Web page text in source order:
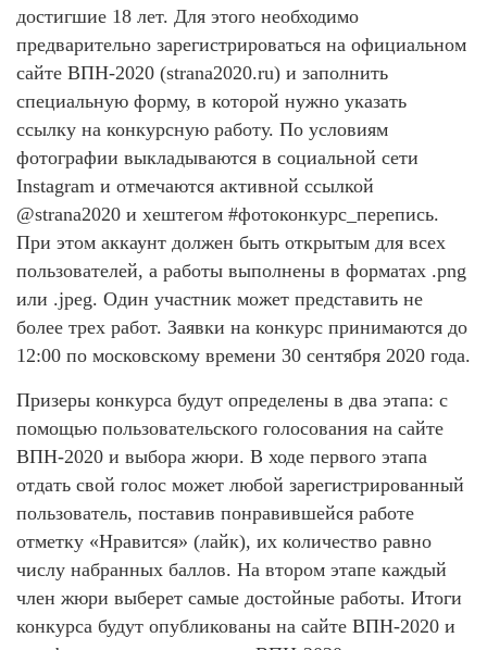
достигшие 18 лет. Для этого необходимо
предварительно зарегистрироваться на официальном
сайте ВПН-2020 (strana2020.ru) и заполнить
специальную форму, в которой нужно указать
ссылку на конкурсную работу. По условиям
фотографии выкладываются в социальной сети
Instagram и отмечаются активной ссылкой
@strana2020 и хештегом #фотоконкурс_перепись.
При этом аккаунт должен быть открытым для всех
пользователей, а работы выполнены в форматах .png
или .jpeg. Один участник может представить не
более трех работ. Заявки на конкурс принимаются до
12:00 по московскому времени 30 сентября 2020 года.
Призеры конкурса будут определены в два этапа: с
помощью пользовательского голосования на сайте
ВПН-2020 и выбора жюри. В ходе первого этапа
отдать свой голос может любой зарегистрированный
пользователь, поставив понравившейся работе
отметку «Нравится» (лайк), их количество равно
числу набранных баллов. На втором этапе каждый
член жюри выберет самые достойные работы. Итоги
конкурса будут опубликованы на сайте ВПН-2020 и